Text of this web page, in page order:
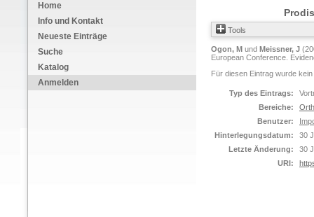
Home
Info und Kontakt
Neueste Einträge
Suche
Katalog
Anmelden
Tools
Ogon, M und Meissner, J
European Conference.
Für diesen Eintrag wurde
Typ des Eintrags:
Bereiche:
Benutzer:
Hinterlegungsdatum:
30
Letzte Änderung:
30
URI: